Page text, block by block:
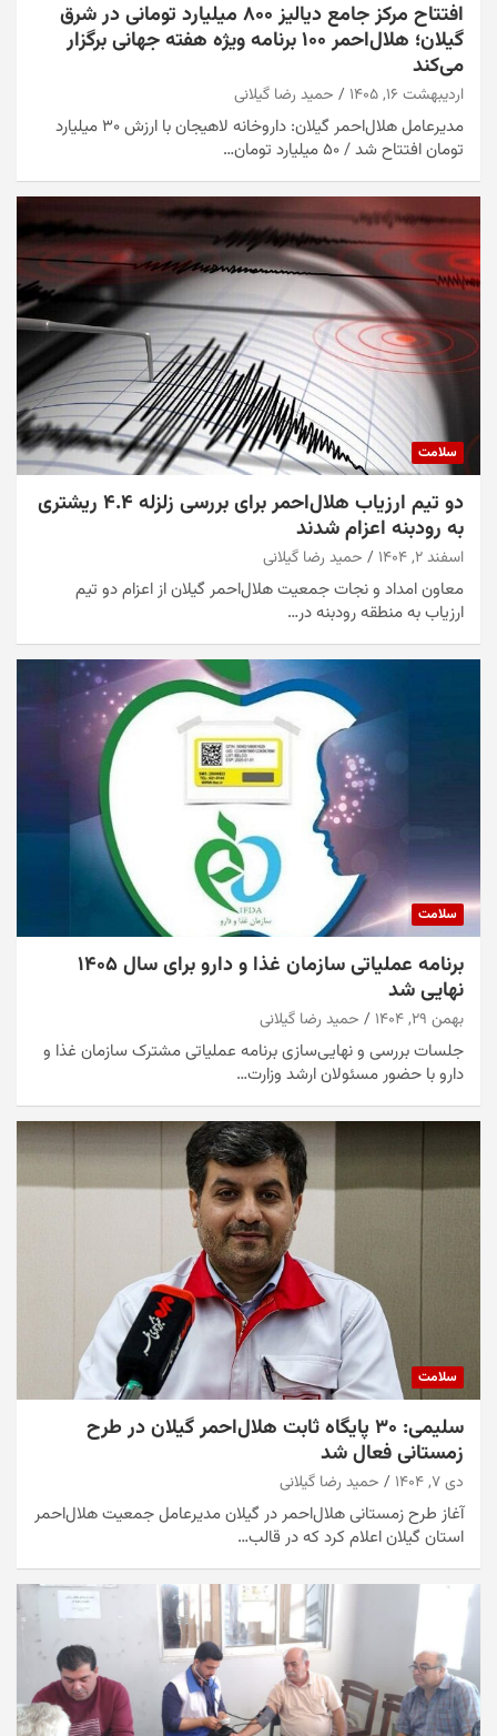
افتتاح مرکز جامع دیالیز ۸۰۰ میلیارد تومانی در شرق
گیلان؛ هلال‌احمر ۱۰۰ برنامه ویژه هفته جهانی برگزار
می‌کند
اردیبهشت ۱۶, ۱۴۰۵ حمید رضا گیلانی
مدیرعامل هلال‌احمر گیلان: داروخانه لاهیجان با ارزش ۳۰ میلیارد
تومان افتتاح شد / ۵۰ میلیارد تومان…
سلامت
دو تیم ارزیاب هلال‌احمر برای بررسی زلزله ۴.۴ ریشتری
به رودبنه اعزام شدند
اسفند ۲, ۱۴۰۴ حمید رضا گیلانی
معاون امداد و نجات جمعیت هلال‌احمر گیلان از اعزام دو تیم
ارزیاب به منطقه رودبنه در…
سلامت
برنامه عملیاتی سازمان غذا و دارو برای سال ۱۴۰۵
نهایی شد
بهمن ۲۹, ۱۴۰۴ حمید رضا گیلانی
جلسات بررسی و نهایی‌سازی برنامه عملیاتی مشترک سازمان غذا و
دارو با حضور مسئولان ارشد وزارت…
سلامت
سلیمی: ۳۰ پایگاه ثابت هلال‌احمر گیلان در طرح
زمستانی فعال شد
دی ۷, ۱۴۰۴ حمید رضا گیلانی
آغاز طرح زمستانی هلال‌احمر در گیلان مدیرعامل جمعیت هلال‌احمر
استان گیلان اعلام کرد که در قالب…